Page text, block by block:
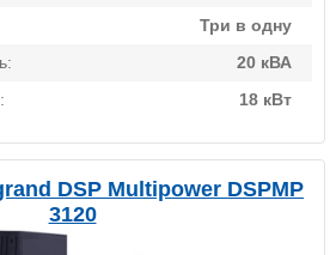
Три в одну
20 кВА
18 кВт
DSP Multipower DSPMP
3120